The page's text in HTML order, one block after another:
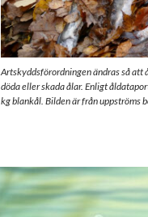
Artskyddsförordningen ändras så
döda eller skada ålar. Enligt
kg blankål. Bilden är från uppströms